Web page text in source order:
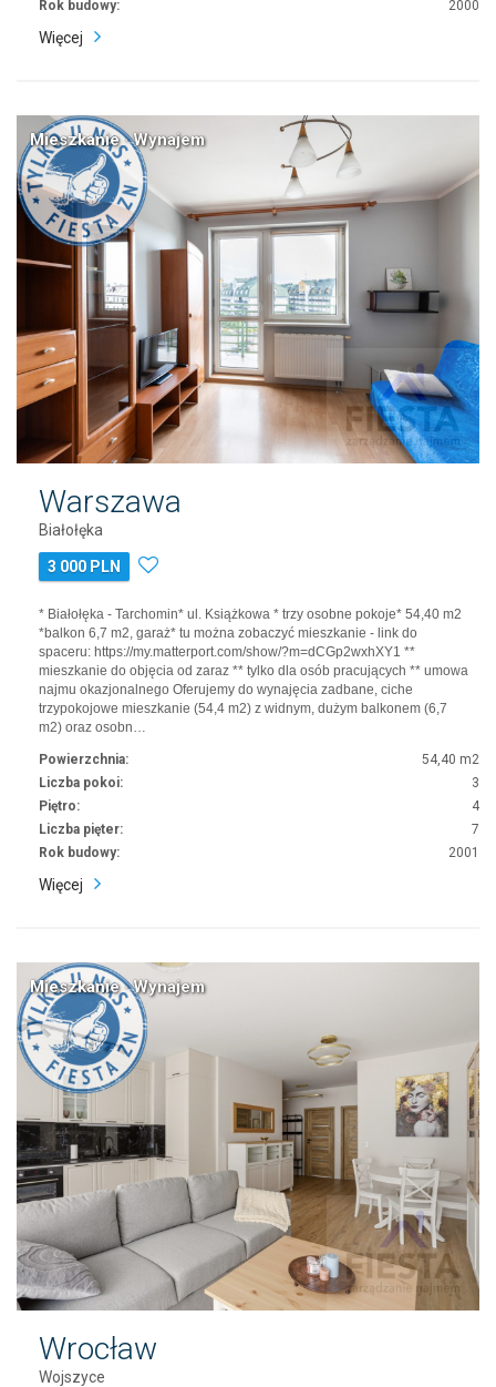
Rok budowy: 2000
Więcej
Mieszkanie · Wynajem
Warszawa
Białołęka
3 000 PLN
* Białołęka - Tarchomin* ul. Książkowa * trzy osobne pokoje* 54,40 m2
*balkon 6,7 m2, garaż* tu można zobaczyć mieszkanie - link do
spaceru: https://my.matterport.com/show/?m=dCGp2wxhXY1 **
mieszkanie do objęcia od zaraz ** tylko dla osób pracujących ** umowa
najmu okazjonalnego Oferujemy do wynajęcia zadbane, ciche
trzypokojowe mieszkanie (54,4 m2) z widnym, dużym balkonem (6,7
m2) oraz osobn…
Powierzchnia:
54,40 m2
Liczba pokoi:
3
Piętro:
4
Liczba pięter:
7
Rok budowy:
2001
Więcej
Mieszkanie · Wynajem
Wrocław
Wojszyce